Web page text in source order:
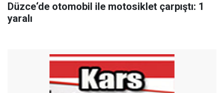
Düzce‘de otomobil ile motosiklet çarpıştı: 1
yaralı